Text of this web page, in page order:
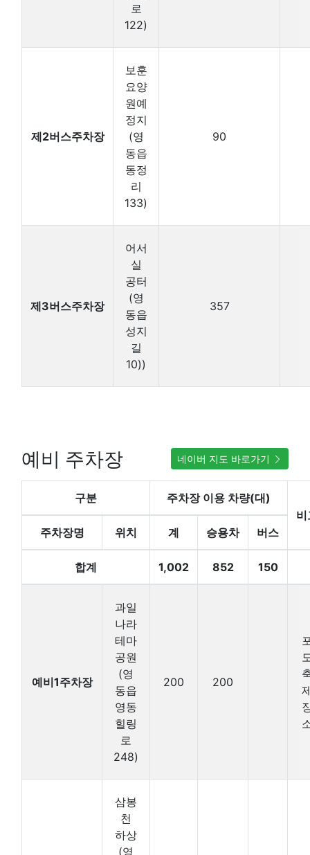
로
122)
제2버스주차장
보훈
요양
원예
정지
(영
동읍
동정
리
133)
90
제3버스주차장
어서
실
공터
(영
동읍
성지
길
10))
357
예비 주차장 네이버 지도 바로가기
구분
주차장 이용 차량(대)
비
주차장명
위치 계 승용차 버스
합계 1,002 852 150
예비1주차장
과일
나라
테마
공원
(영
동읍
영동
힐링
로
248)
200 200
삼봉
천
하상
(영